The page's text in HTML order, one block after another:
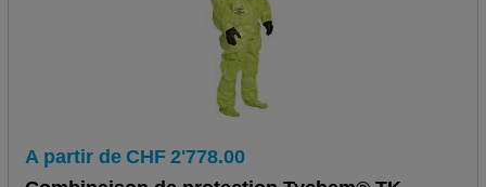
A partir de CHF 2'778.00